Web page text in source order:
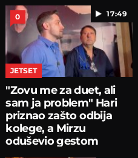
17:49
0
JETSET
"Zovu me za duet, ali
sam ja problem" Hari
priznao zašto odbija
kolege, a Mirzu
oduševio gestom